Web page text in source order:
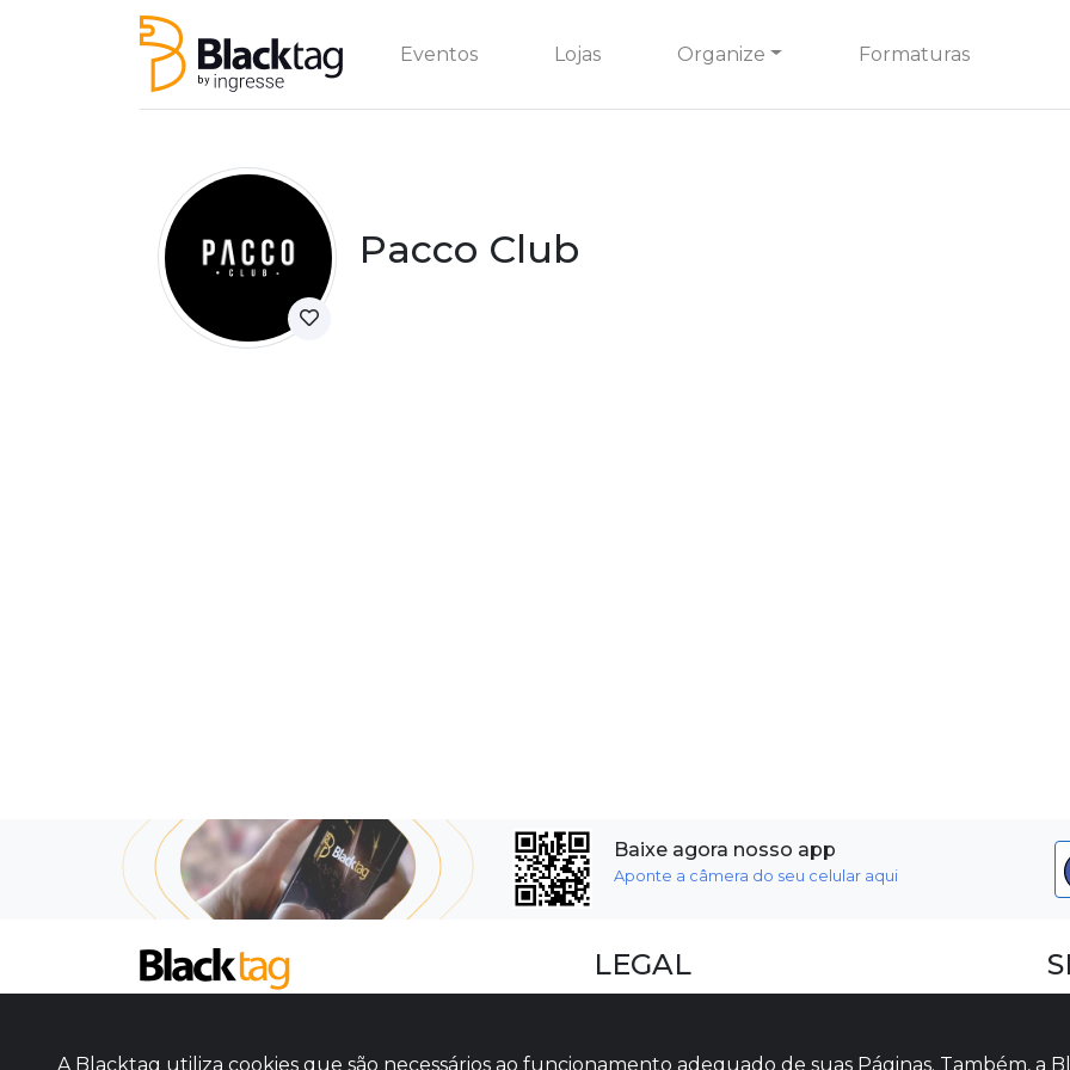
Eventos Lojas Organize Formaturas
Pacco Club
Baixe agora nosso app
Aponte a câmera do seu celular aqui
LEGAL
A Blacktag utiliza cookies que são necessários ao funcionamento adequado de suas Páginas. Também, a